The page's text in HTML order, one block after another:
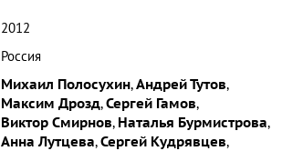
2012
Россия
Михаил Полосухин,Андрей Тутов,
Максим Дрозд,Сергей Гамов,
Виктор Смирнов, Наталья Бурмистрова,
Анна Лутцева,Сергей Кудрявцев,